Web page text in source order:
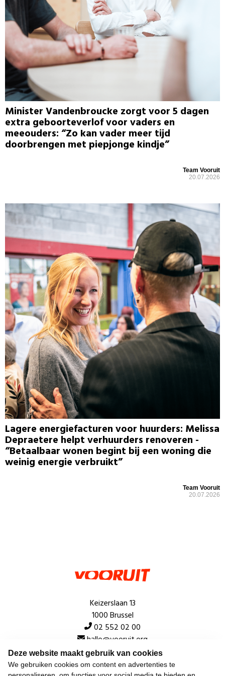
Deze website maakt gebruik van cookies
We gebruiken cookies om content en advertenties te
Minister Vandenbroucke zorgt voor 5 dagen
extra geboorteverlof voor vaders en
meeouders: “Zo kan vader meer tijd
doorbrengen met piepjonge kindje”
Team Vooruit
20.07.2026
Lagere energiefacturen voor huurders: Melissa
Depraetere helpt verhuurders renoveren -
“Betaalbaar wonen begint bij een woning die
weinig energie verbruikt”
Team Vooruit
20.07.2026
Keizerslaan 13
1000 Brussel
02 552 02 00
hallo@vooruit.org
Snel